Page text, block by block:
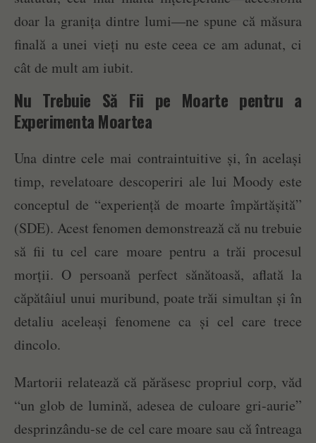
doar la granița dintre lumi—ne spune că măsura
finală a unei vieți nu este ceea ce am adunat, ci
cât de mult am iubit.
Nu Trebuie Să Fii pe Moarte pentru a
Experimenta Moartea
Una dintre cele mai contraintuitive și, în același
timp, revelatoare descoperiri ale lui Moody este
conceptul de “experiență de moarte împărtășită”
(SDE). Acest fenomen demonstrează că nu trebuie
să fii tu cel care moare pentru a trăi procesul
morții. O persoană perfect sănătoasă, aflată la
căpătâiul unui muribund, poate trăi simultan și în
detaliu aceleași fenomene ca și cel care trece
dincolo.
Martorii relatează că părăsesc propriul corp, văd
“un glob de lumină, adesea de culoare gri-aurie”
desprinzându-se de cel care moare sau că întreaga